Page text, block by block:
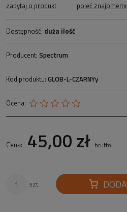
zapytaj o produkt poleć
Dostępność: duża ilość
Producent: Spectrum
Kod produktu: GLOB-L-CZARNYy
Ocena:
Cena: 45,00 zł brutto
szt.